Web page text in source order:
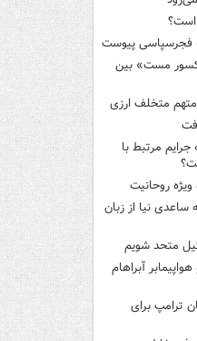
است؟
فجرسپاسی پیوست
مست» بین
جرایم مرتبط با
ویژه روحانیت
نیا از زبان
متحد شویم
آبراهام
ترامپ برای